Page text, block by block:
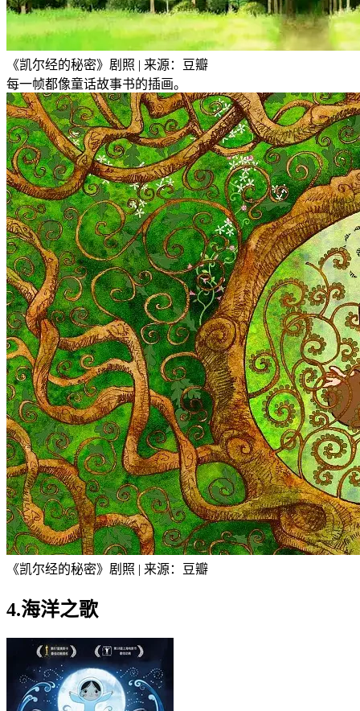
《凯尔经的秘密》剧照 | 来源：豆瓣
每一帧都像童话故事书的插画。
《凯尔经的秘密》剧照 | 来源：豆瓣
4.海洋之歌